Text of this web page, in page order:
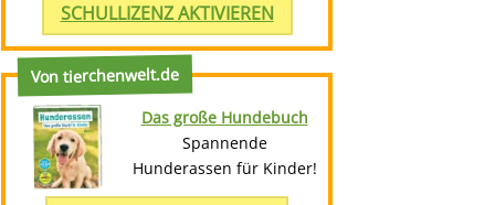
SCHULLIZENZ AKTIVIEREN
Von tierchenwelt.de
Das große Hundebuch
Spannende
Hunderassen für Kinder!